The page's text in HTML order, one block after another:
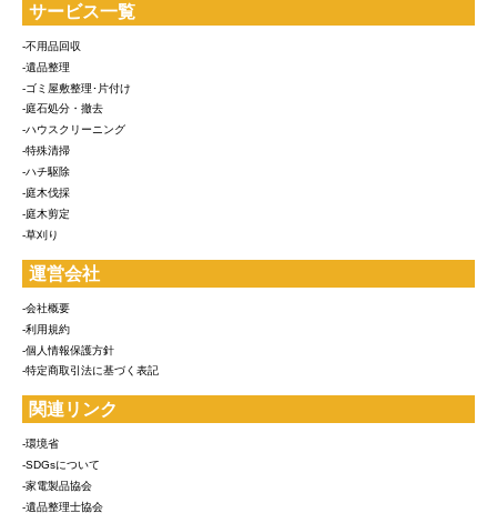
サービス一覧
-不用品回収
-遺品整理
-ゴミ屋敷整理･片付け
-庭石処分・撤去
-ハウスクリーニング
-特殊清掃
-ハチ駆除
-庭木伐採
-庭木剪定
-草刈り
運営会社
-会社概要
-利用規約
-個人情報保護方針
-特定商取引法に基づく表記
関連リンク
-環境省
-SDGsについて
-家電製品協会
-遺品整理士協会